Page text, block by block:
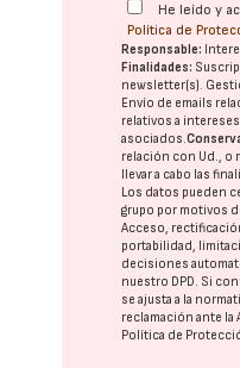
He leído y
Política de
Responsable:
Finalidades:
newsletter(s).
Envío de emails
relativos a
asociados.
relación con Ud., o
llevar a cabo las
Los datos pueden
grupo por motivos
Acceso,
portabilidad,
decisiones
nuestro DPD. Si
se ajusta a la
reclamación ante la
Política de